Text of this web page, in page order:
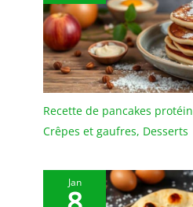
pots
sur
coup
d’un
Recette de pancakes
Crêpes et gaufres, Desserts
Jan